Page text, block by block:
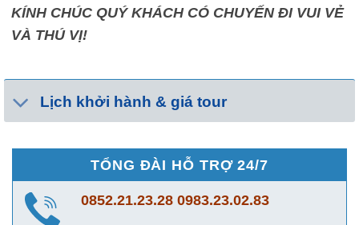
KÍNH CHÚC QUÝ KHÁCH CÓ CHUYẾN ĐI VUI VẺ
VÀ THÚ VỊ!
Lịch khởi hành & giá tour
TỔNG ĐÀI HỖ TRỢ 24/7
0852.21.23.28 0983.23.02.83